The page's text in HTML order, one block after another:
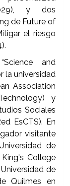
y dos
de Future of
el riesgo
and
la universidad
Association
y
Sociales
EsCTS). En
visitante
de
College
de
Quilmes en